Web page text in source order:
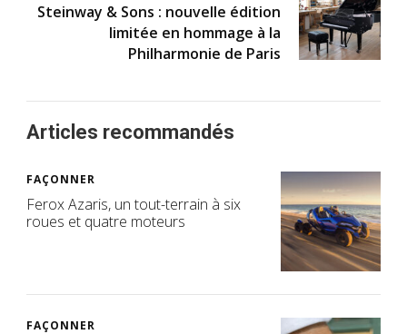
Steinway & Sons : nouvelle édition
limitée en hommage à la
Philharmonie de Paris
Articles recommandés
FAÇONNER
Ferox Azaris, un tout-terrain à six
roues et quatre moteurs
FAÇONNER